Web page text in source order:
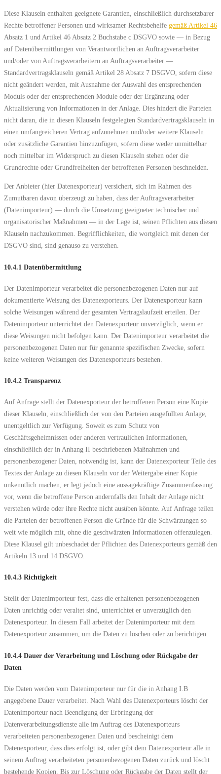
Diese Klauseln enthalten geeignete Garantien, einschließlich durchsetzbarer
Rechte betroffener Personen und wirksamer Rechtsbehelfe gemäß Artikel 46
Absatz 1 und Artikel 46 Absatz 2 Buchstabe c DSGVO sowie — in Bezug
auf Datenübermittlungen von Verantwortlichen an Auftragsverarbeiter
und/oder von Auftragsverarbeitern an Auftragsverarbeiter —
Standardvertragsklauseln gemäß Artikel 28 Absatz 7 DSGVO, sofern diese
nicht geändert werden, mit Ausnahme der Auswahl des entsprechenden
Moduls oder der entsprechenden Module oder der Ergänzung oder
Aktualisierung von Informationen in der Anlage. Dies hindert die Parteien
nicht daran, die in diesen Klauseln festgelegten Standardvertragsklauseln in
einen umfangreicheren Vertrag aufzunehmen und/oder weitere Klauseln
oder zusätzliche Garantien hinzuzufügen, sofern diese weder unmittelbar
noch mittelbar im Widerspruch zu diesen Klauseln stehen oder die
Grundrechte oder Grundfreiheiten der betroffenen Personen beschneiden.
Der Anbieter (hier Datenexporteur) versichert, sich im Rahmen des
Zumutbaren davon überzeugt zu haben, dass der Auftragsverarbeiter
(Datenimporteur) — durch die Umsetzung geeigneter technischer und
organisatorischer Maßnahmen — in der Lage ist, seinen Pflichten aus diesen
Klauseln nachzukommen. Begrifflichkeiten, die wortgleich mit denen der
DSGVO sind, sind genauso zu verstehen.
10.4.1 Datenübermittlung
Der Datenimporteur verarbeitet die personenbezogenen Daten nur auf
dokumentierte Weisung des Datenexporteurs. Der Datenexporteur kann
solche Weisungen während der gesamten Vertragslaufzeit erteilen. Der
Datenimporteur unterrichtet den Datenexporteur unverzüglich, wenn er
diese Weisungen nicht befolgen kann. Der Datenimporteur verarbeitet die
personenbezogenen Daten nur für genannte spezifischen Zwecke, sofern
keine weiteren Weisungen des Datenexporteurs bestehen.
10.4.2 Transparenz
Auf Anfrage stellt der Datenexporteur der betroffenen Person eine Kopie
dieser Klauseln, einschließlich der von den Parteien ausgefüllten Anlage,
unentgeltlich zur Verfügung. Soweit es zum Schutz von
Geschäftsgeheimnissen oder anderen vertraulichen Informationen,
einschließlich der in Anhang II beschriebenen Maßnahmen und
personenbezogener Daten, notwendig ist, kann der Datenexporteur Teile des
Textes der Anlage zu diesen Klauseln vor der Weitergabe einer Kopie
unkenntlich machen; er legt jedoch eine aussagekräftige Zusammenfassung
vor, wenn die betroffene Person andernfalls den Inhalt der Anlage nicht
verstehen würde oder ihre Rechte nicht ausüben könnte. Auf Anfrage teilen
die Parteien der betroffenen Person die Gründe für die Schwärzungen so
weit wie möglich mit, ohne die geschwärzten Informationen offenzulegen.
Diese Klausel gilt unbeschadet der Pflichten des Datenexporteurs gemäß den
Artikeln 13 und 14 DSGVO.
10.4.3 Richtigkeit
Stellt der Datenimporteur fest, dass die erhaltenen personenbezogenen
Daten unrichtig oder veraltet sind, unterrichtet er unverzüglich den
Datenexporteur. In diesem Fall arbeitet der Datenimporteur mit dem
Datenexporteur zusammen, um die Daten zu löschen oder zu berichtigen.
10.4.4 Dauer der Verarbeitung und Löschung oder Rückgabe der
Daten
Die Daten werden vom Datenimporteur nur für die in Anhang I.B
angegebene Dauer verarbeitet. Nach Wahl des Datenexporteurs löscht der
Datenimporteur nach Beendigung der Erbringung der
Datenverarbeitungsdienste alle im Auftrag des Datenexporteurs
verarbeiteten personenbezogenen Daten und bescheinigt dem
Datenexporteur, dass dies erfolgt ist, oder gibt dem Datenexporteur alle in
seinem Auftrag verarbeiteten personenbezogenen Daten zurück und löscht
bestehende Kopien. Bis zur Löschung oder Rückgabe der Daten stellt der